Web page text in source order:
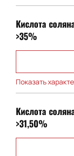
Кислота
>35%
Показать
Кислота
>31,50%